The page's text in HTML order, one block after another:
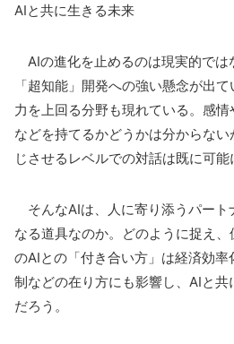
AIと共に生きる未来
AIの進化を止めるのは現実的では
「超知能」開発への強い懸念が出て
力を上回る分野も現れている。感
などを持てるかどうかは分からな
じさせるレベルでの対話は既に可能
そんなAIは、人に寄り添うパー
なる道具なのか。どのように捉え
のAIとの「付き合い方」は経済効
制などの在り方にも影響し、 AIと共
だろう。